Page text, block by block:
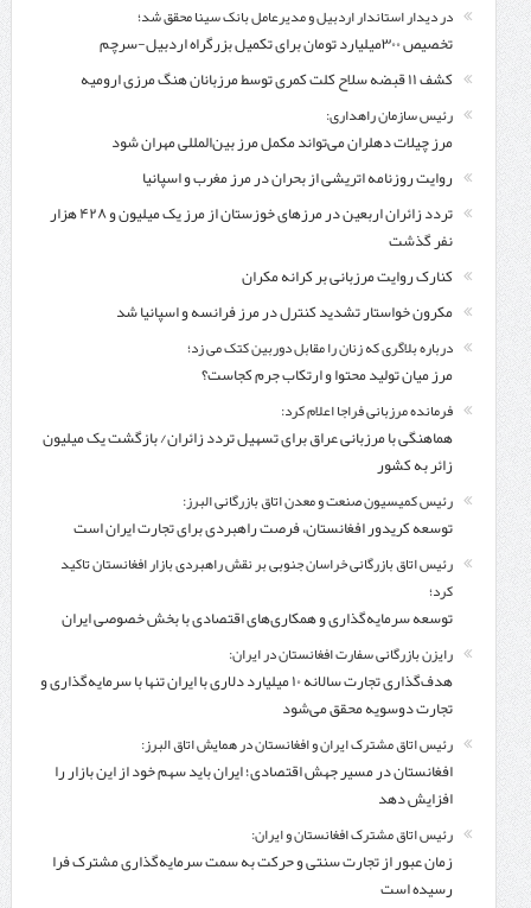
در دیدار استاندار اردبیل و مدیرعامل بانک سینا محقق شد؛
تخصیص ۳۰۰میلیارد تومان برای تکمیل بزرگراه اردبیل-سرچم
کشف ۱۱ قبضه سلاح کلت کمری توسط مرزبانان هنگ مرزی ارومیه
رئیس سازمان راهداری:
مرز چیلات دهلران می‌تواند مکمل مرز بین‌المللی مهران شود
روایت روزنامه اتریشی از بحران در مرز مغرب و اسپانیا
تردد زائران اربعین در مرزهای خوزستان از مرز یک میلیون و ۴۲۸ هزار
نفر گذشت
کنارک روایت مرزبانی بر کرانه مکران
مکرون خواستار تشدید کنترل‌ در مرز فرانسه و اسپانیا شد
درباره بلاگری که زنان را مقابل دوربین کتک می زد؛
مرز میان تولید محتوا و ارتکاب جرم کجاست؟
فرمانده مرزبانی فراجا اعلام کرد:
هماهنگی با مرزبانی عراق برای تسهیل تردد زائران/ بازگشت یک میلیون
زائر به کشور
رئیس کمیسیون صنعت و معدن اتاق بازرگانی البرز:
توسعه کریدور افغانستان، فرصت راهبردی برای تجارت ایران است
رئیس اتاق بازرگانی خراسان جنوبی بر نقش راهبردی بازار افغانستان تاکید
کرد؛
توسعه سرمایه‌گذاری و همکاری‌های اقتصادی با بخش خصوصی ایران
رایزن بازرگانی سفارت افغانستان در ایران:
هدف‌گذاری تجارت سالانه ۱۰ میلیارد دلاری با ایران تنها با سرمایه‌گذاری و
تجارت دوسویه محقق می‌شود
رئیس اتاق مشترک ایران و افغانستان در همایش اتاق البرز:
افغانستان در مسیر جهش اقتصادی؛ ایران باید سهم خود از این بازار را
افزایش دهد
رئیس اتاق مشترک افغانستان و ایران:
زمان عبور از تجارت سنتی و حرکت به سمت سرمایه‌گذاری مشترک فرا
رسیده است